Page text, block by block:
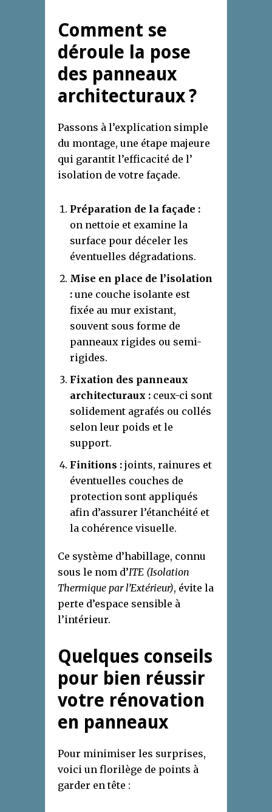
Comment se
déroule la pose
des panneaux
architecturaux ?
Passons à l’explication simple
du montage, une étape majeure
qui garantit l’efficacité de l’
isolation de votre façade.
Préparation de la façade :
on nettoie et examine la
surface pour déceler les
éventuelles dégradations.
Mise en place de l’isolation
: une couche isolante est
fixée au mur existant,
souvent sous forme de
panneaux rigides ou semi-
rigides.
Fixation des panneaux
architecturaux : ceux-ci sont
solidement agrafés ou collés
selon leur poids et le
support.
Finitions : joints, rainures et
éventuelles couches de
protection sont appliqués
afin d’assurer l’étanchéité et
la cohérence visuelle.
Ce système d’habillage, connu
sous le nom d’ITE (Isolation
Thermique par l’Extérieur), évite la
perte d’espace sensible à
l’intérieur.
Quelques conseils
pour bien réussir
votre rénovation
en panneaux
Pour minimiser les surprises,
voici un florilège de points à
garder en tête :